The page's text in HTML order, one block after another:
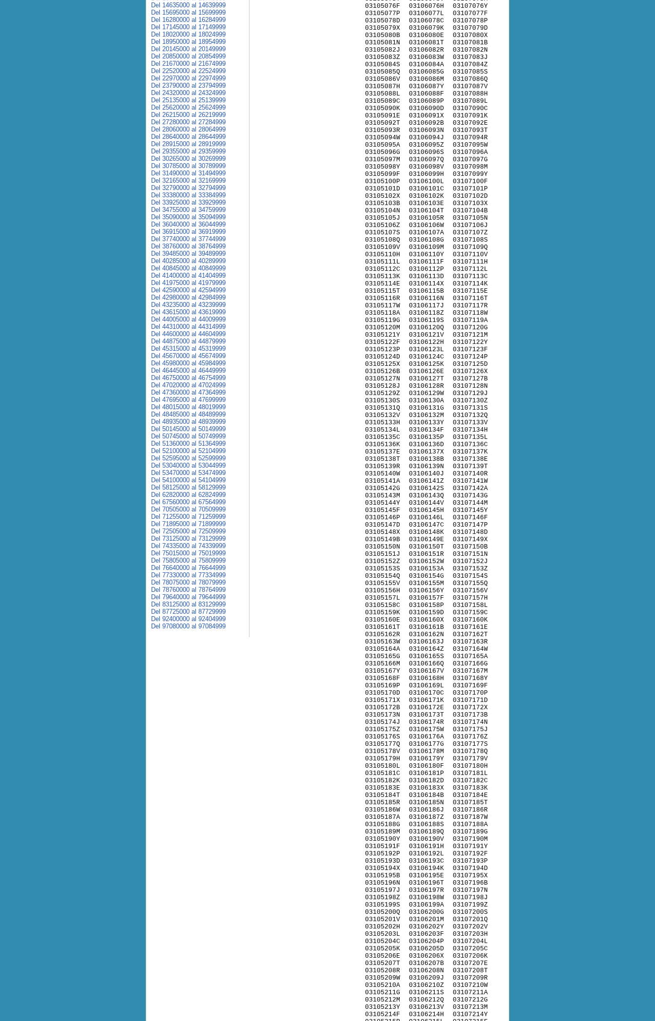
03105076F
03105077P
03105078D
03105079X
03105080B
03105081N
03105082J
03105083Z
03105084S
03105085Q
03105086V
03105087H
03105088L
03105089C
03105090K
03105091E
03105092T
03105093R
03105094W
03105095A
03105096G
03105097M
03105098Y
03105099F
03105100P
03105101D
03105102X
03105103B
03105104N
03105105J
03105106Z
03105107S
03105108Q
03105109V
03105110H
03105111L
03105112C
03105113K
03105114E
03105115T
03105116R
03105117W
03105118A
03105119G
03105120M
03105121Y
03105122F
03105123P
03105124D
03105125X
03105126B
03105127N
03105128J
03105129Z
03105130S
03105131Q
03105132V
03105133H
03105134L
03105135C
03105136K
03105137E
03105138T
03105139R
03105140W
03105141A
03105142G
03105143M
03105144Y
03105145F
03105146P
03105147D
03105148X
03105149B
03105150N
03105151J
03105152Z
03105153S
03105154Q
03105155V
03105156H
03105157L
03105158C
03105159K
03105160E
03105161T
03105162R
03105163W
03105164A
03105165G
03105166M
03105167Y
03105168F
03105169P
03105170D
03105171X
03105172B
03105173N
03105174J
03105175Z
03105176S
03105177Q
03105178V
03105179H
03105180L
03105181C
03105182K
03105183E
03105184T
03105185R
03105186W
03105187A
03105188G
03105189M
03105190Y
03105191F
03105192P
03105193D
03105194X
03105195B
03105196N
03105197J
03105198Z
03105199S
03105200Q
03105201V
03105202H
03105203L
03105204C
03105205K
03105206E
03105207T
03105208R
03105209W
03105210A
03105211G
03105212M
03105213Y
03105214F
03106076H
03106077L
03106078C
03106079K
03106080E
03106081T
03106082R
03106083W
03106084A
03106085G
03106086M
03106087Y
03106088F
03106089P
03106090D
03106091X
03106092B
03106093N
03106094J
03106095Z
03106096S
03106097Q
03106098V
03106099H
03106100L
03106101C
03106102K
03106103E
03106104T
03106105R
03106106W
03106107A
03106108G
03106109M
03106110Y
03106111F
03106112P
03106113D
03106114X
03106115B
03106116N
03106117J
03106118Z
03106119S
03106120Q
03106121V
03106122H
03106123L
03106124C
03106125K
03106126E
03106127T
03106128R
03106129W
03106130A
03106131G
03106132M
03106133Y
03106134F
03106135P
03106136D
03106137X
03106138B
03106139N
03106140J
03106141Z
03106142S
03106143Q
03106144V
03106145H
03106146L
03106147C
03106148K
03106149E
03106150T
03106151R
03106152W
03106153A
03106154G
03106155M
03106156Y
03106157F
03106158P
03106159D
03106160X
03106161B
03106162N
03106163J
03106164Z
03106165S
03106166Q
03106167V
03106168H
03106169L
03106170C
03106171K
03106172E
03106173T
03106174R
03106175W
03106176A
03106177G
03106178M
03106179Y
03106180F
03106181P
03106182D
03106183X
03106184B
03106185N
03106186J
03106187Z
03106188S
03106189Q
03106190V
03106191H
03106192L
03106193C
03106194K
03106195E
03106196T
03106197R
03106198W
03106199A
03106200G
03106201M
03106202Y
03106203F
03106204P
03106205D
03106206X
03106207B
03106208N
03106209J
03106210Z
03106211S
03106212Q
03106213V
03106214H
03107076Y
03107077F
03107078P
03107079D
03107080X
03107081B
03107082N
03107083J
03107084Z
03107085S
03107086Q
03107087V
03107088H
03107089L
03107090C
03107091K
03107092E
03107093T
03107094R
03107095W
03107096A
03107097G
03107098M
03107099Y
03107100F
03107101P
03107102D
03107103X
03107104B
03107105N
03107106J
03107107Z
03107108S
03107109Q
03107110V
03107111H
03107112L
03107113C
03107114K
03107115E
03107116T
03107117R
03107118W
03107119A
03107120G
03107121M
03107122Y
03107123F
03107124P
03107125D
03107126X
03107127B
03107128N
03107129J
03107130Z
03107131S
03107132Q
03107133V
03107134H
03107135L
03107136C
03107137K
03107138E
03107139T
03107140R
03107141W
03107142A
03107143G
03107144M
03107145Y
03107146F
03107147P
03107148D
03107149X
03107150B
03107151N
03107152J
03107153Z
03107154S
03107155Q
03107156V
03107157H
03107158L
03107159C
03107160K
03107161E
03107162T
03107163R
03107164W
03107165A
03107166G
03107167M
03107168Y
03107169F
03107170P
03107171D
03107172X
03107173B
03107174N
03107175J
03107176Z
03107177S
03107178Q
03107179V
03107180H
03107181L
03107182C
03107183K
03107184E
03107185T
03107186R
03107187W
03107188A
03107189G
03107190M
03107191Y
03107192F
03107193P
03107194D
03107195X
03107196B
03107197N
03107198J
03107199Z
03107200S
03107201Q
03107202V
03107203H
03107204L
03107205C
03107206K
03107207E
03107208T
03107209R
03107210W
03107211A
03107212G
03107213M
03107214Y
Del 14635000 al 14639999
Del 15695000 al 15699999
Del 16280000 al 16284999
Del 17145000 al 17149999
Del 18020000 al 18024999
Del 18950000 al 18954999
Del 20145000 al 20149999
Del 20850000 al 20854999
Del 21670000 al 21674999
Del 22520000 al 22524999
Del 22970000 al 22974999
Del 23790000 al 23794999
Del 24320000 al 24324999
Del 25135000 al 25139999
Del 25620000 al 25624999
Del 26215000 al 26219999
Del 27280000 al 27284999
Del 28060000 al 28064999
Del 28640000 al 28644999
Del 28915000 al 28919999
Del 29355000 al 29359999
Del 30265000 al 30269999
Del 30785000 al 30789999
Del 31490000 al 31494999
Del 32165000 al 32169999
Del 32790000 al 32794999
Del 33380000 al 33384999
Del 33925000 al 33929999
Del 34755000 al 34759999
Del 35090000 al 35094999
Del 36040000 al 36044999
Del 36915000 al 36919999
Del 37740000 al 37744999
Del 38760000 al 38764999
Del 39485000 al 39489999
Del 40285000 al 40289999
Del 40845000 al 40849999
Del 41400000 al 41404999
Del 41975000 al 41979999
Del 42590000 al 42594999
Del 42980000 al 42984999
Del 43235000 al 43239999
Del 43615000 al 43619999
Del 44005000 al 44009999
Del 44310000 al 44314999
Del 44600000 al 44604999
Del 44875000 al 44879999
Del 45315000 al 45319999
Del 45670000 al 45674999
Del 45980000 al 45984999
Del 46445000 al 46449999
Del 46750000 al 46754999
Del 47020000 al 47024999
Del 47360000 al 47364999
Del 47695000 al 47699999
Del 48015000 al 48019999
Del 48485000 al 48489999
Del 48935000 al 48939999
Del 50145000 al 50149999
Del 50745000 al 50749999
Del 51360000 al 51364999
Del 52100000 al 52104999
Del 52595000 al 52599999
Del 53040000 al 53044999
Del 53470000 al 53474999
Del 54100000 al 54104999
Del 58125000 al 58129999
Del 62820000 al 62824999
Del 67560000 al 67564999
Del 70505000 al 70509999
Del 71255000 al 71259999
Del 71895000 al 71899999
Del 72505000 al 72509999
Del 73125000 al 73129999
Del 74335000 al 74339999
Del 75015000 al 75019999
Del 75805000 al 75809999
Del 76640000 al 76644999
Del 77330000 al 77334999
Del 78075000 al 78079999
Del 78760000 al 78764999
Del 79640000 al 79644999
Del 83125000 al 83129999
Del 87725000 al 87729999
Del 92400000 al 92404999
Del 97080000 al 97084999